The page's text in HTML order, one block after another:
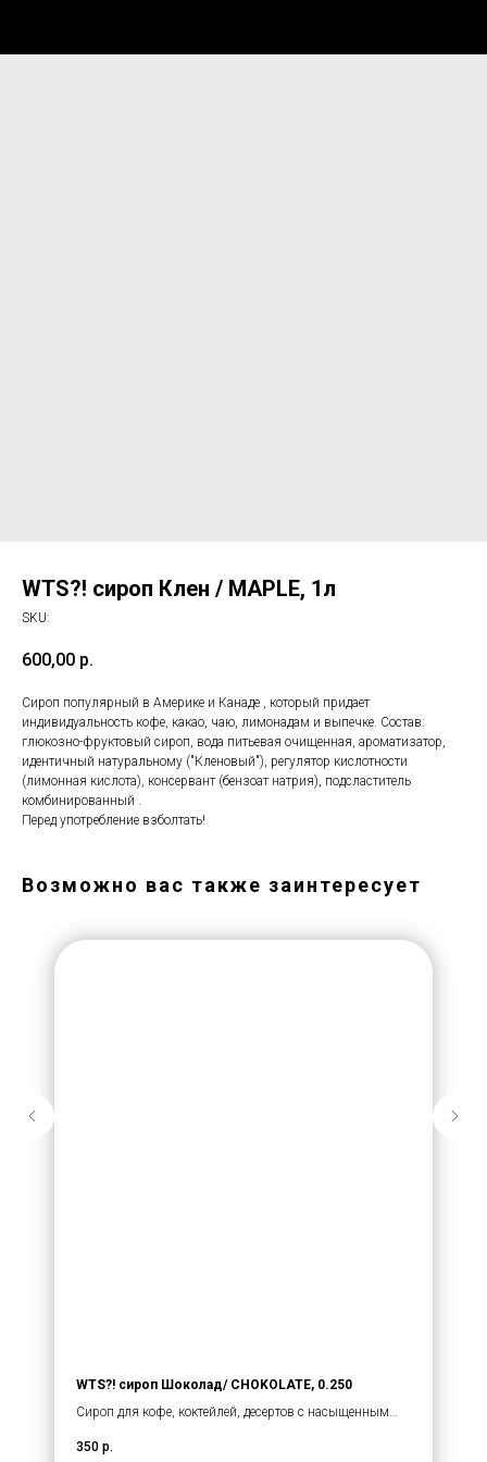
WTS?! сироп Клен / MAPLE, 1л
SKU:
600,00 р.
Сироп популярный в Америке и Канаде , который придает
индивидуальность кофе, какао, чаю, лимонадам и выпечке. Состав:
глюкозно-фруктовый сироп, вода питьевая очищенная, ароматизатор,
идентичный натуральному ("Кленовый"), регулятор кислотности
(лимонная кислота), консервант (бензоат натрия), подсластитель
комбинированный .
Перед употребление взболтать!
Возможно вас также заинтересует
WTS?! сироп Шоколад/ CHOKOLATE, 0.250
Сироп для кофе, коктейлей, десертов с насыщенным
сироп, вода питьевая очищенная, ароматизатор,
350 р.